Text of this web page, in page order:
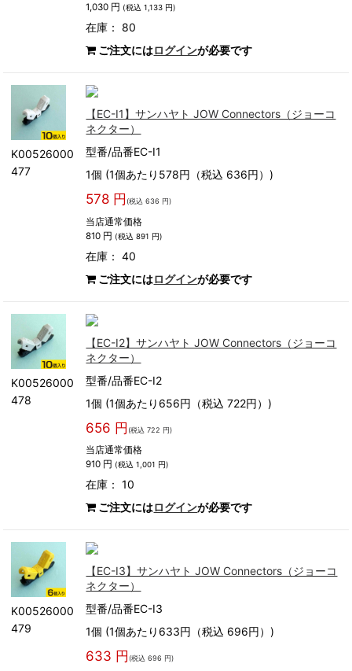
1,030 円 (税込 1,133 円)
在庫： 80
ご注文にはログインが必要です
K00526000
477
【EC-I1】サンハヤト JOW Connectors（ジョーコ
ネクター）
型番/品番EC-I1
1個 (1個あたり578円（税込 636円）)
578 円 (税込 636 円)
当店通常価格
810 円 (税込 891 円)
在庫： 40
ご注文にはログインが必要です
K00526000
478
【EC-I2】サンハヤト JOW Connectors（ジョーコ
ネクター）
型番/品番EC-I2
1個 (1個あたり656円（税込 722円）)
656 円 (税込 722 円)
当店通常価格
910 円 (税込 1,001 円)
在庫： 10
ご注文にはログインが必要です
K00526000
479
【EC-I3】サンハヤト JOW Connectors（ジョーコ
ネクター）
型番/品番EC-I3
1個 (1個あたり633円（税込 696円）)
633 円 (税込 696 円)